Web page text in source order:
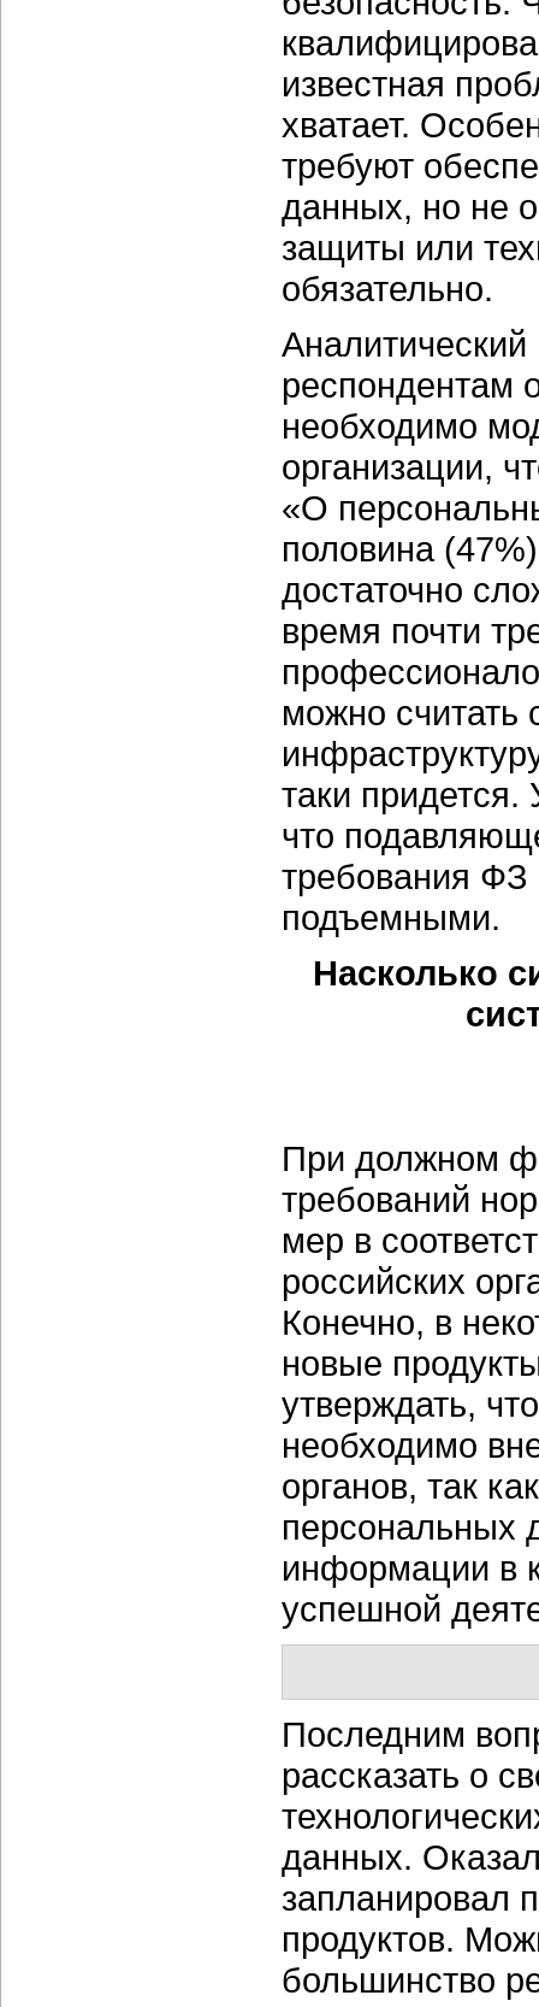
известная
хватает.
требуют
данных, но не
защиты или
обязательно.
респондентам
необходимо
организации,
«О
половина
достаточно
время почти
можно
таки
что
требования ФЗ
подъемными.
Насколько
При должном
требований
мер в
российских
Конечно, в
новые
утверждать,
необходимо
органов, так
персональных
информации в
успешной
Последним
рассказать о
данных.
запланировал
продуктов.
большинство